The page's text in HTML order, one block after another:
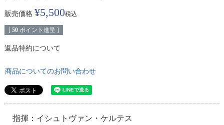
販売価格 ¥5,500税込
[ 50 ポイント進呈 ]
返品特約について
商品についてのお問い合わせ
指揮：イシュトヴァン・ケルテス